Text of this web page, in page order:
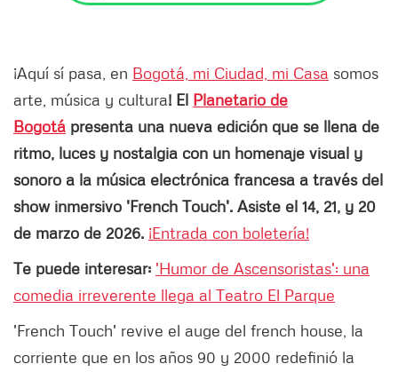
¡Aquí sí pasa, en Bogotá, mi Ciudad, mi Casa somos
arte, música y cultura! El Planetario de
Bogotá presenta una nueva edición que se llena de
ritmo, luces y nostalgia con un homenaje visual y
sonoro a la música electrónica francesa a través del
show inmersivo 'French Touch'. Asiste el 14, 21, y 20
de marzo de 2026. ¡Entrada con boletería!
Te puede interesar: 'Humor de Ascensoristas': una
comedia irreverente llega al Teatro El Parque
'French Touch' revive el auge del french house, la
corriente que en los años 90 y 2000 redefinió la